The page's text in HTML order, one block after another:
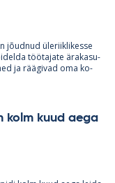
jõud­nud üle­riikli­kesse
töö­ta­jate ära­ka­su­
ja rää­gi­vad oma ko­
kolm kuud aega